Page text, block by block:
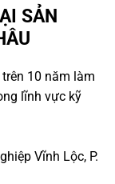
SẢN
10 năm làm
lĩnh vực kỹ
Vĩnh Lộc, P.